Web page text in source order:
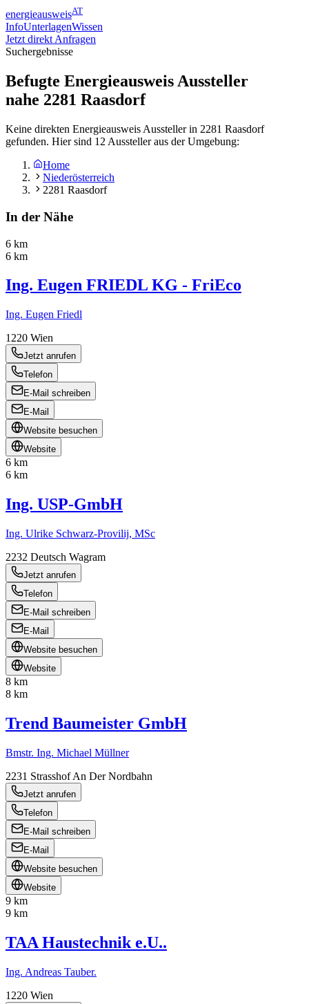
energieausweisAT
InfoUnterlagenWissen
Jetzt direkt Anfragen
Suchergebnisse
Befugte Energieausweis Aussteller
nahe 2281 Raasdorf
Keine direkten Energieausweis Aussteller in 2281 Raasdorf
gefunden. Hier sind 12 Aussteller aus der Umgebung:
Home
Niederösterreich
2281 Raasdorf
In der Nähe
6 km
6 km
Ing. Eugen FRIEDL KG - FriEco
Ing. Eugen Friedl
1220 Wien
Jetzt anrufen
Telefon
E-Mail schreiben
E-Mail
Website besuchen
Website
6 km
6 km
Ing. USP-GmbH
Ing. Ulrike Schwarz-Provilij, MSc
2232 Deutsch Wagram
Jetzt anrufen
Telefon
E-Mail schreiben
E-Mail
Website besuchen
Website
8 km
8 km
Trend Baumeister GmbH
Bmstr. Ing. Michael Müllner
2231 Strasshof An Der Nordbahn
Jetzt anrufen
Telefon
E-Mail schreiben
E-Mail
Website besuchen
Website
9 km
9 km
TAA Haustechnik e.U..
Ing. Andreas Tauber.
1220 Wien